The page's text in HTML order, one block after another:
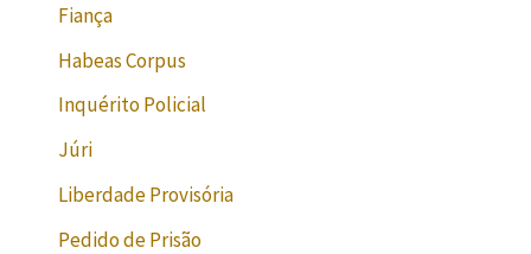
Fiança
Habeas Corpus
Inquérito Policial
Júri
Liberdade Provisória
Pedido de Prisão